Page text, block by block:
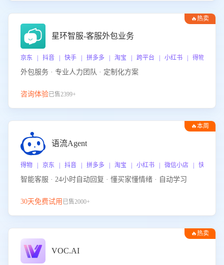
🔥热卖
星环智服-客服外包业务
京东 | 抖音 | 快手 | 拼多多 | 淘宝 | 跨平台 | 小红书 | 得物 | 企
外包服务 · 专业人力团队 · 定制化方案
咨询体验已售2399+
🔥本周
语流Agent
得物 | 京东 | 抖音 | 拼多多 | 淘宝 | 小红书 | 微信小店 | 快手 |
智能客服 · 24小时自动回复 · 懂买家懂情绪 · 自动学习
30天免费试用 已售2000+
🔥热卖
VOC.AI